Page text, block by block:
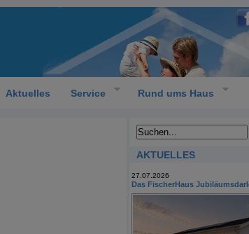
Aktuelles Service Rund ums Haus
AKTUELLES
27.07.2026
Das FischerHaus